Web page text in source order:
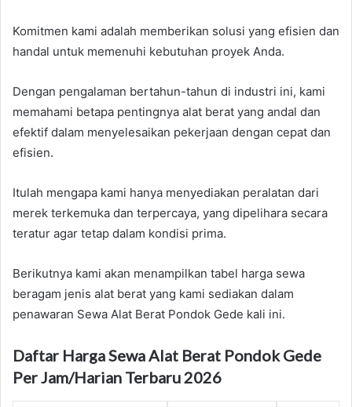
Komitmen kami adalah memberikan solusi yang efisien dan
handal untuk memenuhi kebutuhan proyek Anda.
Dengan pengalaman bertahun-tahun di industri ini, kami
memahami betapa pentingnya alat berat yang andal dan
efektif dalam menyelesaikan pekerjaan dengan cepat dan
efisien.
Itulah mengapa kami hanya menyediakan peralatan dari
merek terkemuka dan terpercaya, yang dipelihara secara
teratur agar tetap dalam kondisi prima.
Berikutnya kami akan menampilkan tabel harga sewa
beragam jenis alat berat yang kami sediakan dalam
penawaran Sewa Alat Berat Pondok Gede kali ini.
Daftar Harga Sewa Alat Berat Pondok Gede
Per Jam/Harian Terbaru 2026